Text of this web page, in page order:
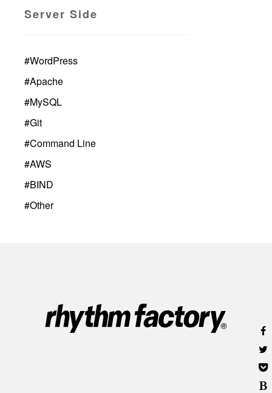
Server Side
#WordPress
#Apache
#MySQL
#Git
#Command Line
#AWS
#BIND
#Other